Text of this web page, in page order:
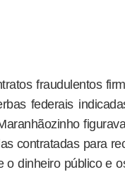
fraudulentos
federais
contratadas para
o dinheiro público e